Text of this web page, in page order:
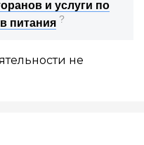
и услуги по
питания ?
не
финансовых
CRM,